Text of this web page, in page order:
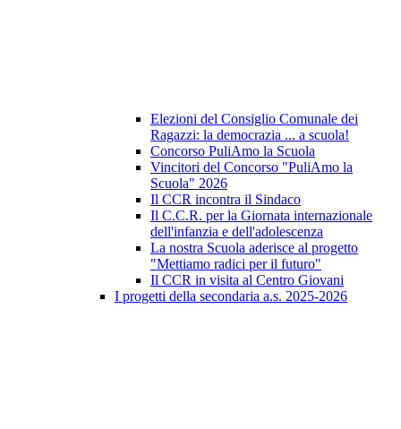
Elezioni del Consiglio Comunale dei
Ragazzi: la democrazia ... a scuola!
Concorso PuliAmo la Scuola
Vincitori del Concorso "PuliAmo la
Scuola" 2026
Il CCR incontra il Sindaco
Il C.C.R. per la Giornata internazionale
dell'infanzia e dell'adolescenza
La nostra Scuola aderisce al progetto
"Mettiamo radici per il futuro"
Il CCR in visita al Centro Giovani
I progetti della secondaria a.s. 2025-2026